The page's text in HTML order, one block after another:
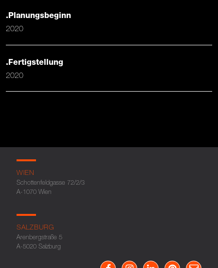
.Planungsbeginn
2020
.Fertigstellung
2020
WIEN
Schottenfeldgasse 72/2/3
A-1070 Wien
SALZBURG
Arenbergstraße 5
A-5020 Salzburg